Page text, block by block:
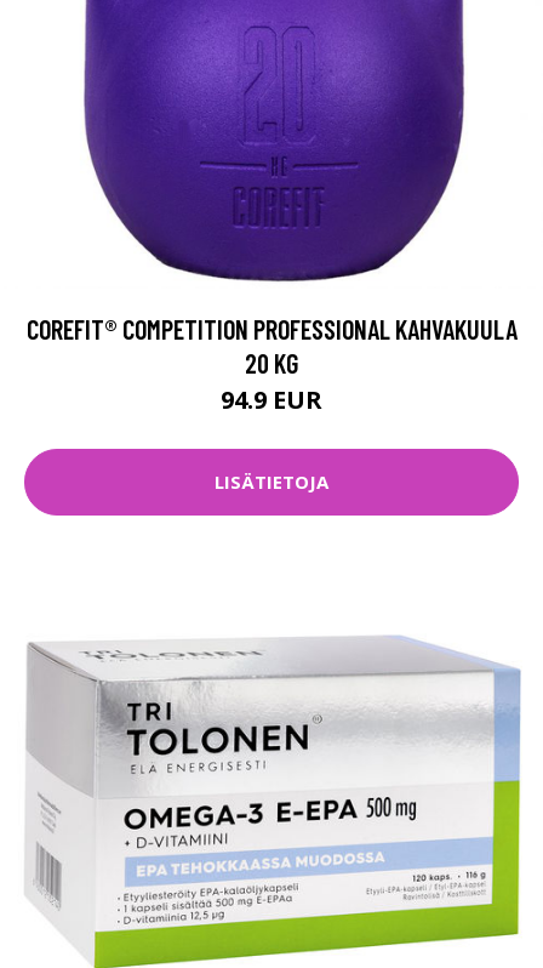
COREFIT® COMPETITION PROFESSIONAL KAHVAKUULA
20 KG
94.9 EUR
LISÄTIETOJA